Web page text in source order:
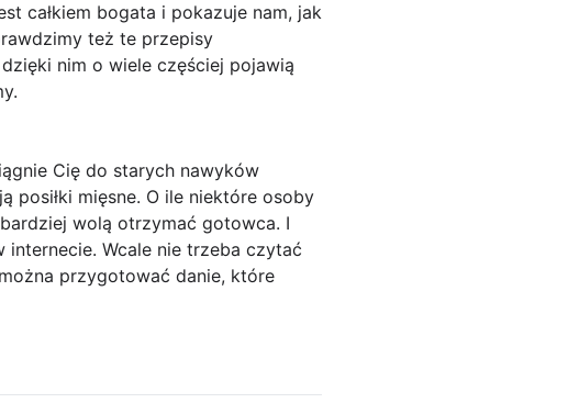
całkiem bogata i pokazuje nam, jak
też te przepisy
nim o wiele częściej pojawią
Cię do starych nawyków
posiłki mięsne. O ile niektóre osoby
wolą otrzymać gotowca. I
Wcale nie trzeba czytać
przygotować danie, które